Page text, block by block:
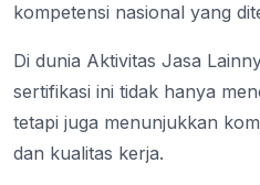
kompetensi nasional yang
Di dunia Aktivitas Jasa
sertifikasi ini tidak hanya
tetapi juga menunjukkan
dan kualitas kerja.